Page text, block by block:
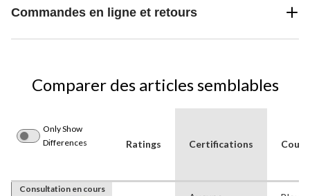
Commandes en ligne et retours
Comparer des articles semblables
Only Show
Differences
Ratings Certifications
Consultation en cours